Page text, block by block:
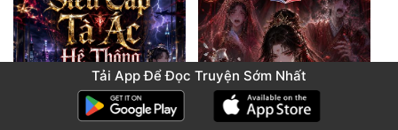
Tải App Để Đọc Truyện Sớm Nhất